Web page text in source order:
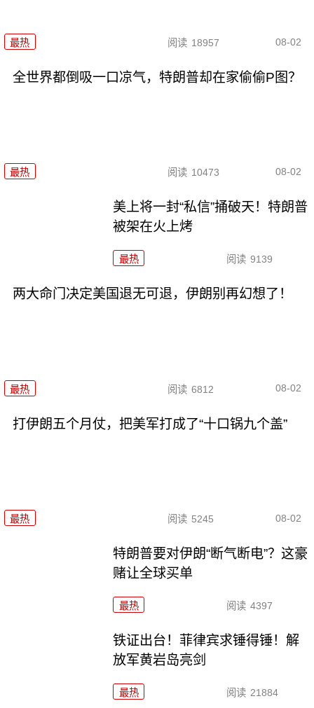
最热 阅读 18957 08-02
全世界都倒吸一口凉气，特朗普却在家偷偷P图？
最热 阅读 10473 08-02
美上将一封“私信”捅破天！特朗普
被架在火上烤
最热 阅读 9139
两大命门决定美国退无可退，伊朗别再幻想了！
最热 阅读 6812 08-02
打伊朗五个月仗，把美军打成了“十口锅九个盖”
最热 阅读 5245 08-02
特朗普要对伊朗“断气断电”？这豪
赌让全球买单
最热 阅读 4397
铁证出台！菲律宾求锤得锤！解
放军黄岩岛亮剑
最热 阅读 21884